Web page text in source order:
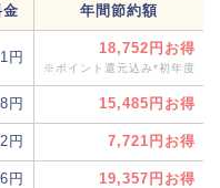
年間節約額
円
18,752円
※ポイント還元込み*初年度
円 15,485円
円 7,721円
円 19,357円